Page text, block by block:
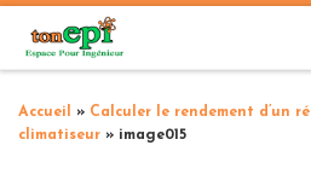
Passer au contenu
Accueil » Calculer le rendement d’un
climatiseur » image015